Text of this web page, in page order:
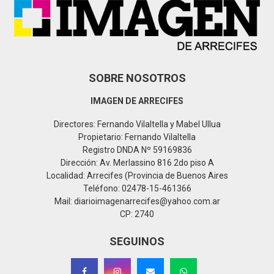
SOBRE NOSOTROS
IMAGEN DE ARRECIFES
Directores: Fernando Vilaltella y Mabel Ullua
Propietario: Fernando Vilaltella
Registro DNDA Nº 59169836
Dirección: Av. Merlassino 816 2do piso A
Localidad: Arrecifes (Provincia de Buenos Aires
Teléfono: 02478-15-461366
Mail: diarioimagenarrecifes@yahoo.com.ar
CP: 2740
SEGUINOS